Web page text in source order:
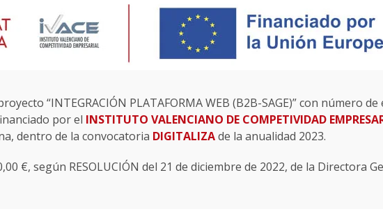
“INTEGRACIÓN PLATAFORMA WEB (B2B-SAGE)” con número
por el INSTITUTO VALENCIANO DE COMPETIVIDAD
dentro de la convocatoria DIGITALIZAde la anualidad 2023.
€, según RESOLUCIÓN del 21 de diciembre de 2022, de la Directora